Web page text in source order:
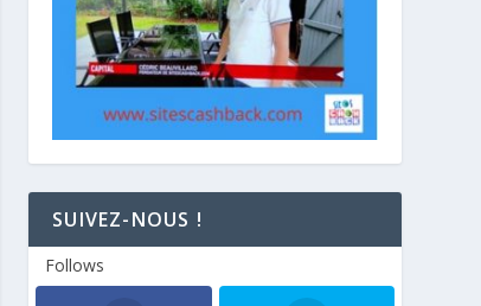
SUIVEZ-NOUS !
Follows